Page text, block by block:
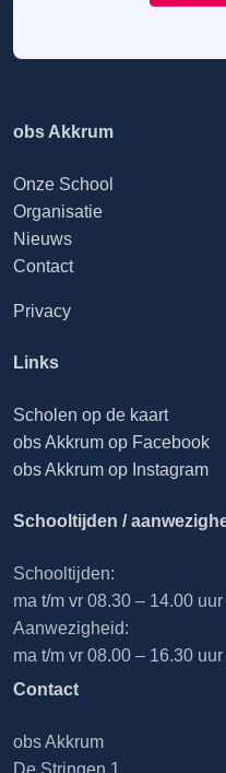
obs Akkrum
Onze School
Organisatie
Nieuws
Contact
Privacy
Links
Scholen op de kaart
obs Akkrum op Facebook
obs Akkrum op Instagram
Schooltijden /
Schooltijden:
ma t/m vr 08.30 – 14.00 uur
Aanwezigheid:
ma t/m vr 08.00 – 16.30 uur
Contact
obs Akkrum